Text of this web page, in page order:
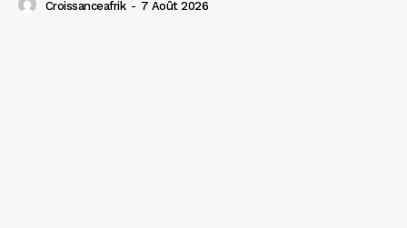
Croissanceafrik - 7 Août 2026